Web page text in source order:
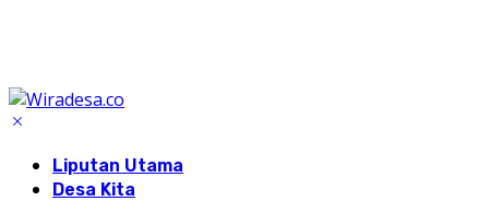
Liputan Utama
Desa Kita